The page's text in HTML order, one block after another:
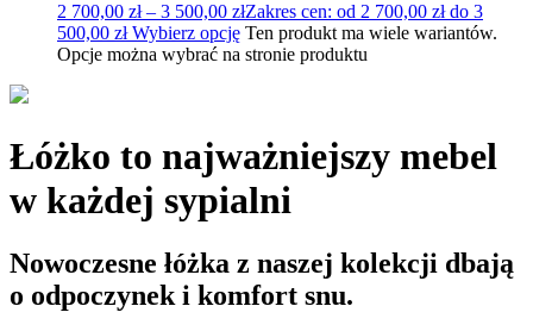
2 700,00 zł – 3 500,00 złZakres cen: od 2 700,00 zł do 3
500,00 zł Wybierz opcję Ten produkt ma wiele wariantów.
Opcje można wybrać na stronie produktu
Łóżko to najważniejszy mebel
w każdej sypialni
Nowoczesne łóżka z naszej kolekcji dbają
o odpoczynek i komfort snu.